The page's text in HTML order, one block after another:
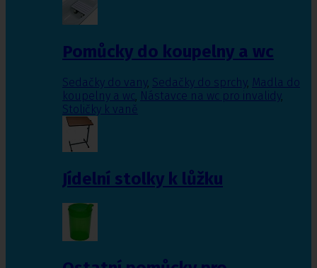
Pomůcky do koupelny a wc
Sedačky do vany, Sedačky do sprchy, Madla do
koupelny a wc, Nástavce na wc pro invalidy,
Stoličky k vaně
Jídelní stolky k lůžku